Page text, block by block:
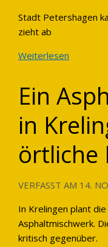
Stadt Petershagen
zieht ab
Weiterlesen
Ein
in
örtliche
VERFASST AM 14.
In Krelingen plant
Asphaltmischwerk.
kritisch gegenüber.